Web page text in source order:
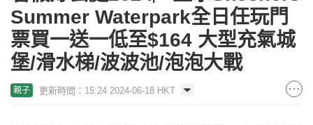
Summer Waterpark全日任玩門
票買一送一低至$164 大型充氣城
堡/滑水梯/波波池/泡泡大戰
親子 更新時間：15:24 2024-06-18 HKT